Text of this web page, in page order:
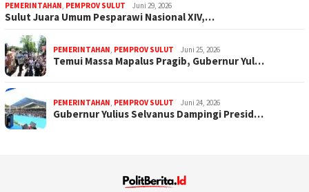
PEMERINTAHAN, PEMPROV SULUT Juni 29, 2026
Sulut Juara Umum Pesparawi Nasional XIV,…
PEMERINTAHAN, PEMPROV SULUT Juni 25, 2026
Temui Massa Mapalus Pragib, Gubernur Yul…
PEMERINTAHAN, PEMPROV SULUT Juni 24, 2026
Gubernur Yulius Selvanus Dampingi Presid…